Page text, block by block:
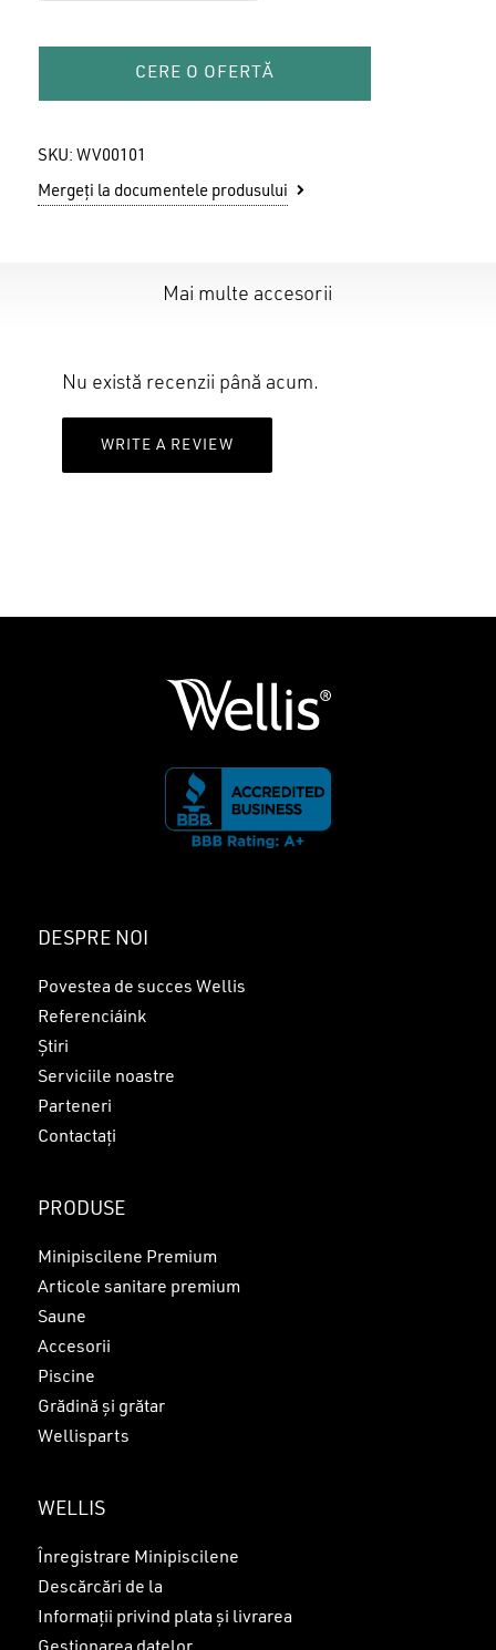
GO TO SHOP
CERE O OFERTĂ
SKU: WV00101
Mergeți la documentele produsului
Mai multe accesorii
Nu există recenzii până acum.
WRITE A REVIEW
DESPRE NOI
Povestea de succes Wellis
Referenciáink
Știri
Serviciile noastre
Parteneri
Contactați
PRODUSE
Minipiscilene Premium
Articole sanitare premium
Saune
Accesorii
Piscine
Grădină și grătar
Wellisparts
WELLIS
Înregistrare Minipiscilene
Descărcări de la
Informații privind plata și livrarea